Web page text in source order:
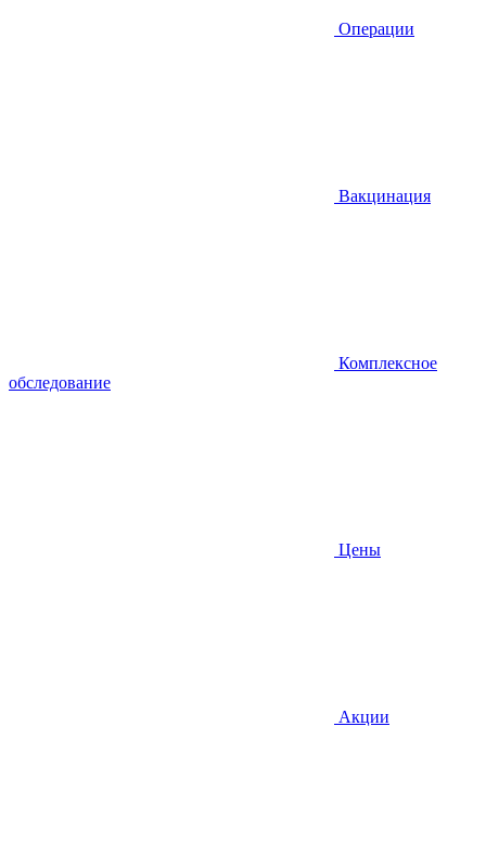
Операции
Вакцинация
Комплексное
обследование
Цены
Акции